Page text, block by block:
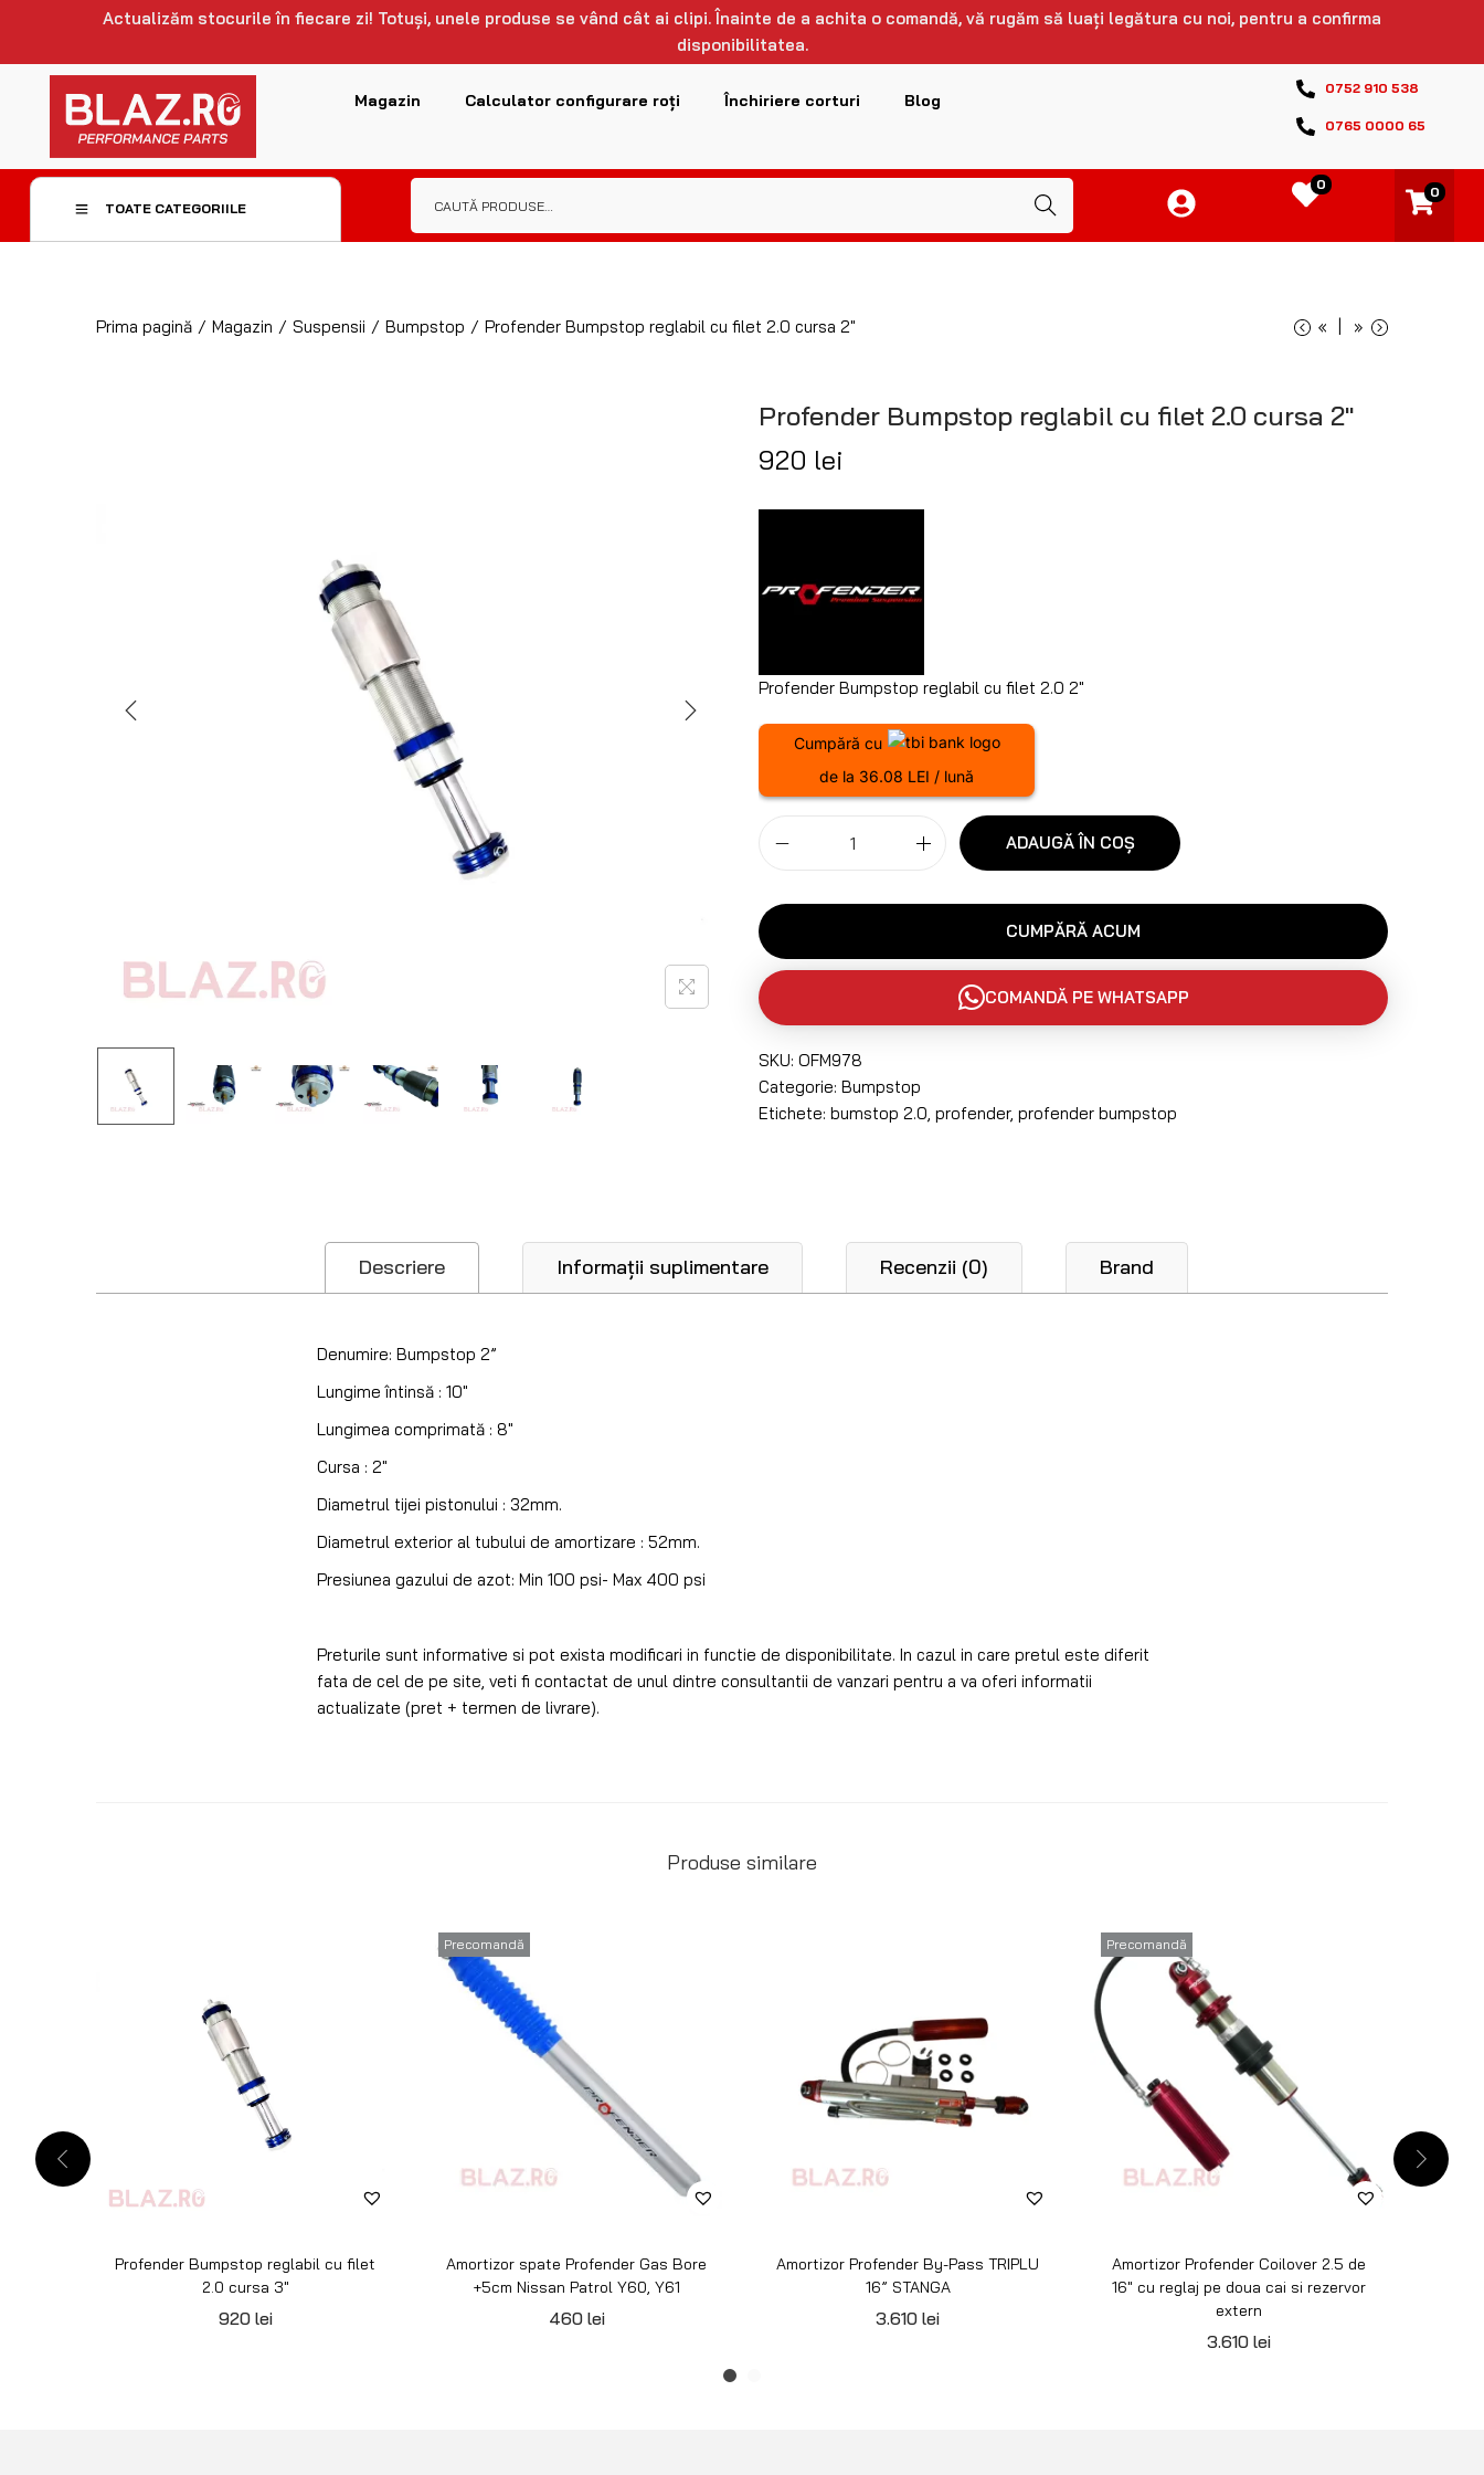
Actualizăm stocurile în fiecare zi! Totuși, unele produse se vând cât ai clipi. Înainte de a achita o comandă, vă rugăm să luați legătura cu noi, pentru a confirma
disponibilitatea.
Magazin Calculator configurare roți Închiriere corturi Blog
0752 910 538
0765 0000 65
TOATE CATEGORIILE Caută
0 0
Prima pagină / Magazin / Suspensii / Bumpstop / Profender Bumpstop reglabil cu filet 2.0 cursa 2″ « »
Profender Bumpstop reglabil cu filet 2.0 cursa 2″
920 lei
Profender Bumpstop reglabil cu filet 2.0 2″
Cumpără cu
de la 36.08 LEI / lună
ADAUGĂ ÎN COȘ
CUMPĂRĂ ACUM
COMANDĂ PE WHATSAPP
SKU: OFM978
Categorie: Bumpstop
Etichete: bumstop 2.0, profender, profender bumpstop
Descriere Informații suplimentare Recenzii (0) Brand
Denumire: Bumpstop 2”
Lungime întinsă : 10″
Lungimea comprimată : 8″
Cursa : 2″
Diametrul tijei pistonului : 32mm.
Diametrul exterior al tubului de amortizare : 52mm.
Presiunea gazului de azot: Min 100 psi- Max 400 psi
Preturile sunt informative si pot exista modificari in functie de disponibilitate. In cazul in care pretul este diferit
fata de cel de pe site, veti fi contactat de unul dintre consultantii de vanzari pentru a va oferi informatii
actualizate (pret + termen de livrare).
Produse similare
Profender Bumpstop reglabil cu filet
2.0 cursa 3″
920 lei
Precomandă
Amortizor spate Profender Gas Bore
+5cm Nissan Patrol Y60, Y61
460 lei
Amortizor Profender By-Pass TRIPLU
16” STANGA
3.610 lei
Precomandă
Amortizor Profender Coilover 2.5 de
16″ cu reglaj pe doua cai si rezervor
extern
3.610 lei